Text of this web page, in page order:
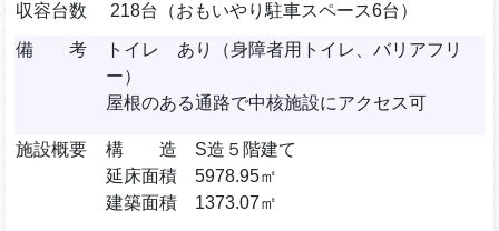
収容台数 218台（おもいやり駐車スペース6台）
備 考
トイレ あり（身障者用トイレ、バリアフリ
ー）
屋根のある通路で中核施設にアクセス可
施設概要
構 造 S造５階建て
延床面積 5978.95㎡
建築面積 1373.07㎡